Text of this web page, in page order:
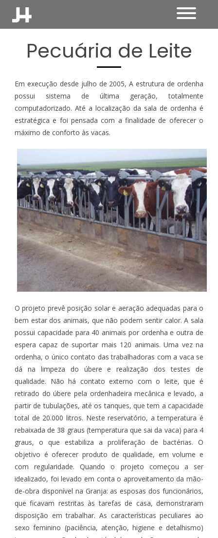
Pecuária de Leite
Em execução desde julho de 2005, A estrutura de ordenha
possui sistema de última geração, totalmente
computadorizado. Até a localização da sala de ordenha é
estratégica e foi pensada com a finalidade de oferecer o
máximo de conforto às vacas.
O projeto prevê posição solar e aeração adequadas para o
bem estar dos animais, que não podem sentir calor. A sala
possui capacidade para 40 animais por ordenha e outra de
espera capaz de suportar mais 120 animais. Uma vez na
ordenha, o único contato das trabalhadoras com a vaca se
dá na limpeza do úbere e realização dos testes de
qualidade. Não há contato externo com o leite, que é
retirado do úbere pela ordenhadeira mecânica e levado, a
partir de tubulações, até os tanques, que tem a capacidade
total de 20.000 litros. Neste reservatório, a temperatura é
rebaixada de 38 graus (temperatura que sai da vaca) para 4
graus, o que estabiliza a proliferação de bactérias. O
objetivo é oferecer produto de qualidade, em volume e
com regularidade. Quando o projeto começou a ser
idealizado, foi levado em conta o aproveitamento da mão-
de-obra disponível na Granja: as esposas dos funcionários,
que ficavam restritas às tarefas de casa, demonstraram
disposição em trabalhar. As características peculiares ao
sexo feminino (paciência, atenção, higiene e detalhismo)